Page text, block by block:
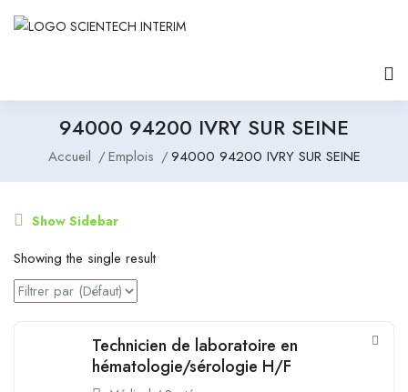
94000 94200 IVRY SUR SEINE
Accueil Emplois 94000 94200 IVRY SUR SEINE
Show Sidebar
Showing the single result
Technicien de laboratoire en
hématologie/sérologie H/F